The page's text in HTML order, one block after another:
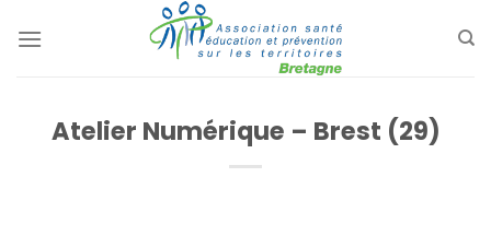
au
Atelier Numérique – Brest (29)